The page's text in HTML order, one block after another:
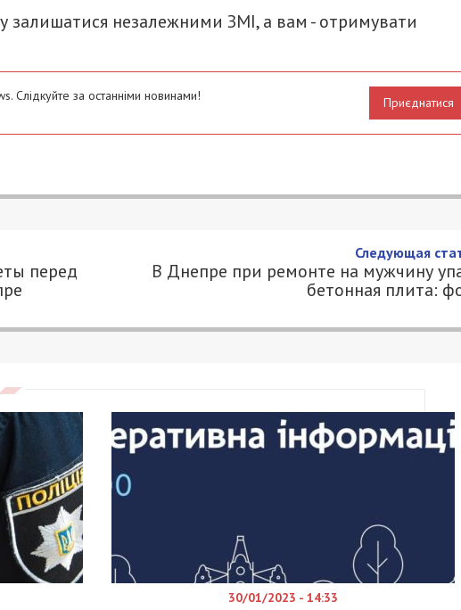
залишатися незалежними ЗМІ, а вам - отримувати
за останніми новинами! Приєднатися
секреты перед грандиозным
симфонического оркестра. Днепрян ждут любимые
«Мовчати», «Люди як кораблі», «Спи собі сама»),
коллекцию украинского рока.
этих композиций в новом симфоническом
(Юрий Юрченко) — легенда украинской музыки 90-х,
телепроекта «Х-Фактор», заслуженный артист
перед концертом пообщалась с гитаристом и
а также другом Кузьмы – Алексеем Зволинским.
на Днепропетровщине. Что вы чувствуете,